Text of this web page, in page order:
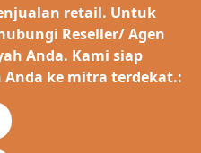
retail. Untuk
Reseller/ Agen
Anda. Kami siap
ke mitra terdekat.: